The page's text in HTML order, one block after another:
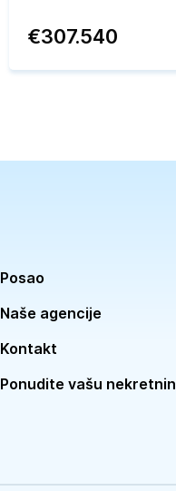
€307.540
Posao
Naše agencije
Kontakt
Ponudite vašu